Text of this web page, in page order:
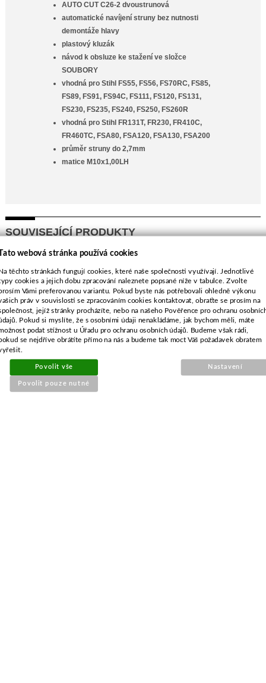
AUTO CUT C26-2 dvoustrunová
automatické navíjení struny bez nutnosti
demontáže hlavy
plastový kluzák
návod k obsluze ke stažení ve složce
SOUBORY
vhodná pro Stihl FS55, FS56, FS70RC, FS85,
FS89, FS91, FS94C, FS111, FS120, FS131,
FS230, FS235, FS240, FS250, FS260R
vhodná pro Stihl FR131T, FR230, FR410C,
FR460TC, FSA80, FSA120, FSA130, FSA200
průměr struny do 2,7mm
matice M10x1,00LH
SOUVISEJÍCÍ PRODUKTY
Ochranný štít KOMBI plexi a
síťka
webová stránka používá cookies
těchto stránkách fungují cookies, které naše společnosti využívají. Jednotlivé
cookies a jejich dobu zpracování naleznete popsané níže v tabulce. Zvolte
Vámi preferovanou variantu. Pokud byste nás potřebovali ohledně výkonu
práv v souvislosti se zpracováním cookies kontaktovat, obraťte se prosím na
jejíž stránky procházíte, nebo na našeho Pověřence pro ochranu
Pokud si myslíte, že s osobními údaji nenakládáme, jak bychom měli, máte
podat stížnost u Úřadu pro ochranu osobních údajů. Budeme však rádi,
se nejdříve obrátíte přímo na nás a budeme tak moct Váš požadavek obratem
Povolit vše
Povolit pouze nutné
Nastavení